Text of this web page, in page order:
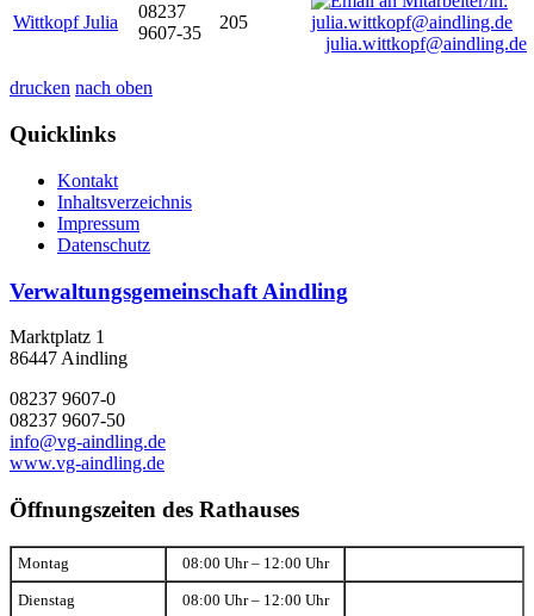
Wittkopf Julia
08237
9607-35
205
julia.wittkopf@aindling.de
drucken nach oben
Quicklinks
Kontakt
Inhaltsverzeichnis
Impressum
Datenschutz
Verwaltungsgemeinschaft Aindling
Marktplatz 1
86447 Aindling
08237 9607-0
08237 9607-50
info@vg-aindling.de
www.vg-aindling.de
Öffnungszeiten des Rathauses
Montag 08:00 Uhr – 12:00 Uhr
Dienstag 08:00 Uhr – 12:00 Uhr